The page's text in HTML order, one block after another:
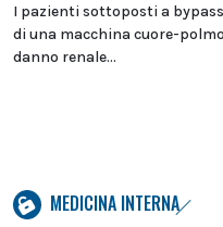
I pazienti sottoposti a
di una macchina cuore-
danno renale...
MEDICINA INTERNA